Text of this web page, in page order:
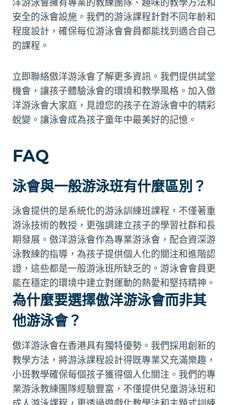
安全的泳會設施。我們的游泳課程針對不同年齡和
程度設計，確保每位游泳會會員都能找到適合自己
的課程。
立即聯絡傲洋游泳會了解更多資訊。我們提供試堂
機會，讓孩子體驗泳會的環境和教學風格。加入傲
洋游泳會大家庭，見證您的孩子在游泳會中的精彩
蛻變。讓泳會成為孩子童年中最美好的記憶。
FAQ
泳會與一般游泳班有什麼區別？
泳會提供的是系統化的游泳訓練班課程，不僅著重
游泳技術的教授，更強調建立孩子的學習社群和長
期發展。傲洋游泳會作為專業游泳會，配合資深游
泳教練的指導，為孩子提供個人化的關注和進階認
證，這些都是一般游泳班所缺乏的。游泳會會員更
能在穩定的環境中建立對運動的熱愛和堅持精神。
為什麼要選擇傲洋游泳會而非其
他游泳會？
傲洋游泳會在香港具有獨特優勢。我們採用創新的
教學方法，將游泳課程設計得既專業又充滿樂趣，
小班教學確保每個孩子獲得個人化關注。我們的專
業游泳教練團隊經驗豐富，不僅提供兒童游泳班和